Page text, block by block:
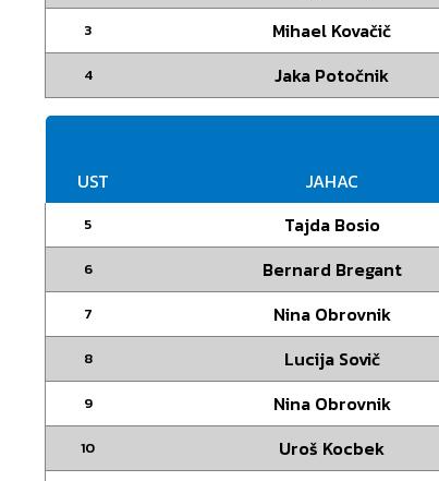
3 Mihael Kovačič
4 Jaka Potočnik
UST
JAHAC
5 Tajda Bosio
6 Bernard Bregant
7 Nina Obrovnik
8 Lucija Sovič
9 Nina Obrovnik
10 Uroš Kocbek